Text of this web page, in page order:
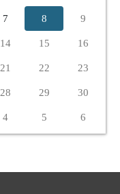
7 8 9
14 15 16
21 22 23
28 29 30
4 5 6